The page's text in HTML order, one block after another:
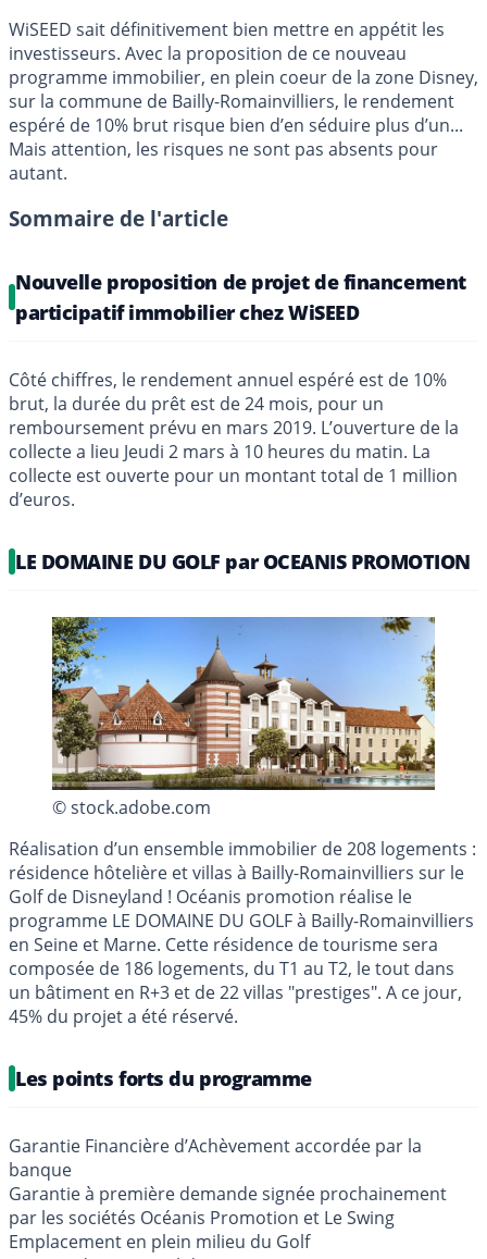
WiSEED sait définitivement bien mettre en appétit les
investisseurs. Avec la proposition de ce nouveau
programme immobilier, en plein coeur de la zone Disney,
sur la commune de Bailly-Romainvilliers, le rendement
espéré de 10% brut risque bien d’en séduire plus d’un...
Mais attention, les risques ne sont pas absents pour
autant.
Sommaire de l'article
Nouvelle proposition de projet de financement
participatif immobilier chez WiSEED
Côté chiffres, le rendement annuel espéré est de 10%
brut, la durée du prêt est de 24 mois, pour un
remboursement prévu en mars 2019. L’ouverture de la
collecte a lieu Jeudi 2 mars à 10 heures du matin. La
collecte est ouverte pour un montant total de 1 million
d’euros.
LE DOMAINE DU GOLF par OCEANIS PROMOTION
© stock.adobe.com
Réalisation d’un ensemble immobilier de 208 logements :
résidence hôtelière et villas à Bailly-Romainvilliers sur le
Golf de Disneyland ! Océanis promotion réalise le
programme LE DOMAINE DU GOLF à Bailly-Romainvilliers
en Seine et Marne. Cette résidence de tourisme sera
composée de 186 logements, du T1 au T2, le tout dans
un bâtiment en R+3 et de 22 villas "prestiges". A ce jour,
45% du projet a été réservé.
Les points forts du programme
Garantie Financière d’Achèvement accordée par la
banque
Garantie à première demande signée prochainement
par les sociétés Océanis Promotion et Le Swing
Emplacement en plein milieu du Golf